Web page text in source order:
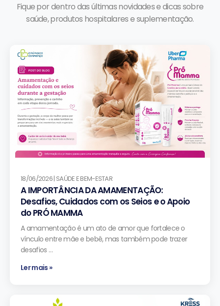
Fique por dentro das últimas novidades e dicas sobre
saúde, produtos hospitalares e suplementação.
18/06/2026 | SAÚDE E BEM-ESTAR
A IMPORTÂNCIA DA AMAMENTAÇÃO:
Desafios, Cuidados com os Seios e o Apoio
do PRÓ MAMMA
A amamentação é um ato de amor que fortalece o
vínculo entre mãe e bebê, mas também pode trazer
desafios …
Ler mais »